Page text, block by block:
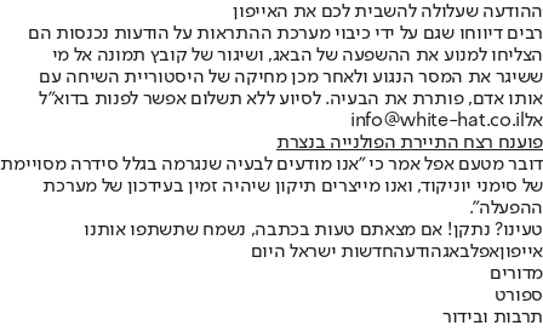
ההודעה שעלולה להשבית לכם את האייפון
רבים דיווחו שגם על ידי כיבוי מערכת ההתראות על הודעות נכנסות הם
הצליחו למנוע את ההשפעה של הבאג, ושיגור של קובץ תמונה אל מי
ששיגר את המסר הנגוע ולאחר מכן מחיקה של היסטוריית השיחה עם
אותו אדם, פותרת את הבעיה. לסיוע ללא תשלום אפשר לפנות בדוא"ל
אל info@white-hat.co.il
פוענח רצח התיירת הפולנייה בנצרת
דובר מטעם אפל אמר כי "אנו מודעים לבעיה שנגרמה בגלל סידרה מסויימת
של סימני יוניקוד, ואנו מייצרים תיקון שיהיה זמין בעידכון של מערכת
ההפעלה".
טעינו? נתקן! אם מצאתם טעות בכתבה, נשמח שתשתפו אותנו
אייפוןאפלבאגהודעהחדשות ישראל היום
מדורים
ספורט
תרבות ובידור